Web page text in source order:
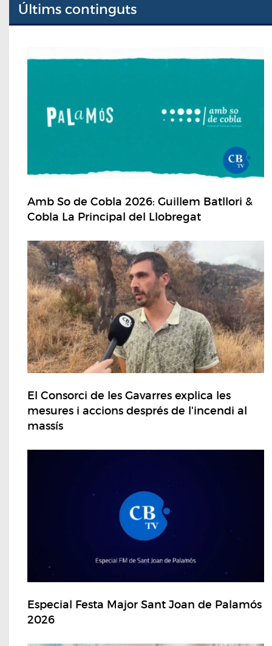
Últims continguts
Amb So de Cobla 2026: Guillem Batllori &
Cobla La Principal del Llobregat
El Consorci de les Gavarres explica les
mesures i accions després de l'incendi al
massís
Especial Festa Major Sant Joan de Palamós
2026